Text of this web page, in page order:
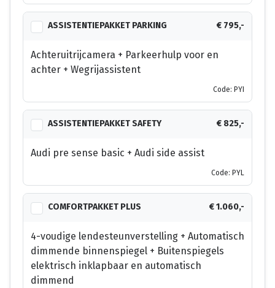
ASSISTENTIEPAKKET PARKING € 795,-
Achteruitrijcamera + Parkeerhulp voor en
achter + Wegrijassistent
Code: PYI
ASSISTENTIEPAKKET SAFETY € 825,-
Audi pre sense basic + Audi side assist
Code: PYL
COMFORTPAKKET PLUS € 1.060,-
4-voudige lendesteunverstelling + Automatisch
dimmende binnenspiegel + Buitenspiegels
elektrisch inklapbaar en automatisch
dimmend